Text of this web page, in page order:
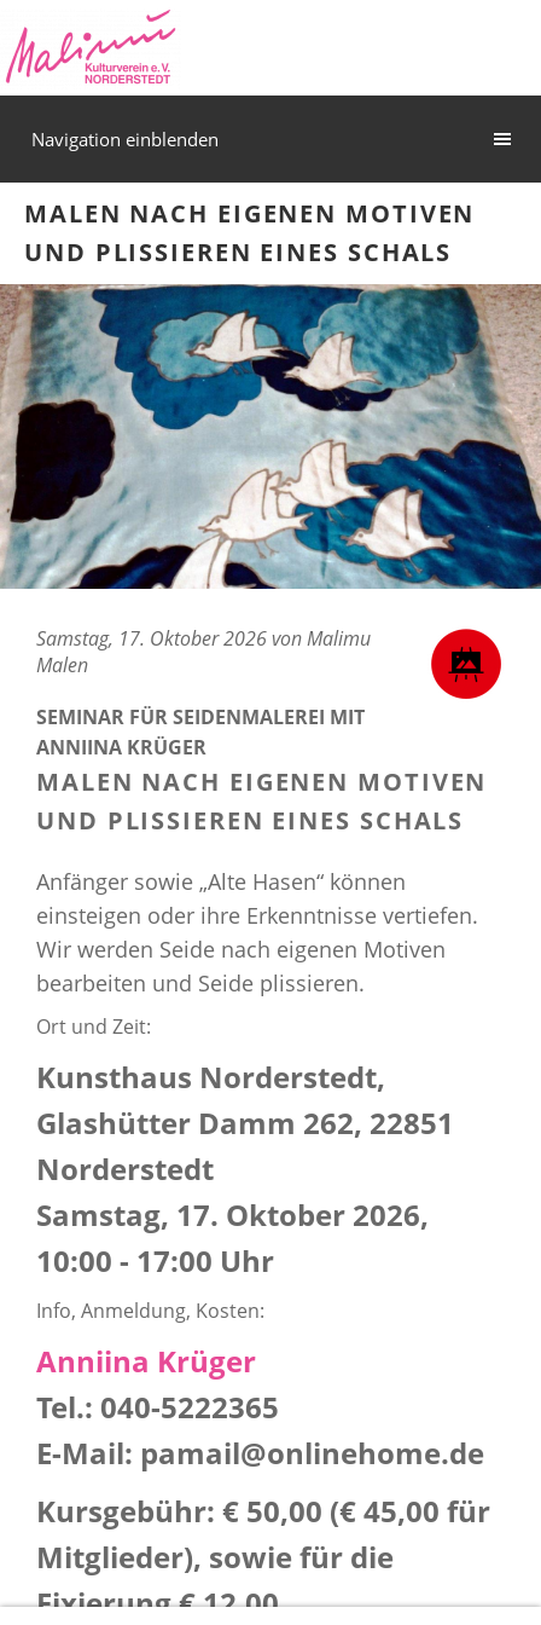
Navigation einblenden
MALEN NACH EIGENEN MOTIVEN
UND PLISSIEREN EINES SCHALS
Samstag, 17. Oktober 2026 von Malimu
Malen
SEMINAR FÜR SEIDENMALEREI MIT
ANNIINA KRÜGER
MALEN NACH EIGENEN MOTIVEN
UND PLISSIEREN EINES SCHALS
Anfänger sowie „Alte Hasen“ können
einsteigen oder ihre Erkenntnisse vertiefen.
Wir werden Seide nach eigenen Motiven
bearbeiten und Seide plissieren.
Ort und Zeit:
Kunsthaus Norderstedt,
Glashütter Damm 262, 22851
Norderstedt
Samstag, 17. Oktober 2026,
10:00 - 17:00 Uhr
Info, Anmeldung, Kosten:
Anniina Krüger
Tel.: 040-5222365
E-Mail: pamail@onlinehome.de
Kursgebühr: € 50,00 (€ 45,00 für
Mitglieder), sowie für die
Fixierung € 12,00.